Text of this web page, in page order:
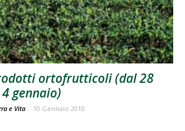
ortofrutticoli (dal 28
gennaio)
e Vita - 10 Gennaio 2010